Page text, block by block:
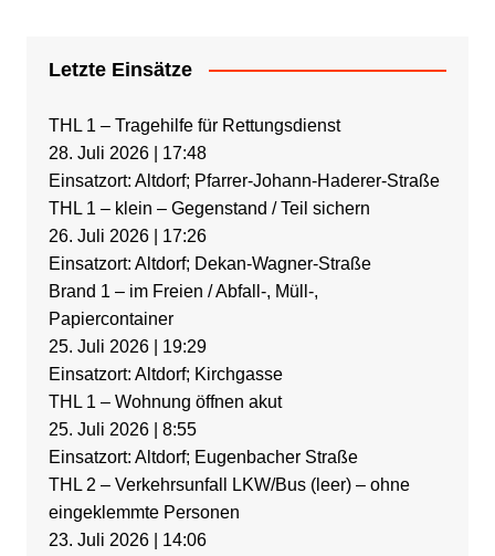
Letzte Einsätze
THL 1 – Tragehilfe für Rettungsdienst
28. Juli 2026| 17:48
Einsatzort: Altdorf; Pfarrer-Johann-Haderer-Straße
THL 1 – klein – Gegenstand / Teil sichern
26. Juli 2026| 17:26
Einsatzort: Altdorf; Dekan-Wagner-Straße
Brand 1 – im Freien / Abfall-, Müll-,
Papiercontainer
25. Juli 2026| 19:29
Einsatzort: Altdorf; Kirchgasse
THL 1 – Wohnung öffnen akut
25. Juli 2026| 8:55
Einsatzort: Altdorf; Eugenbacher Straße
THL 2 – Verkehrsunfall LKW/Bus (leer) – ohne
eingeklemmte Personen
23. Juli 2026| 14:06